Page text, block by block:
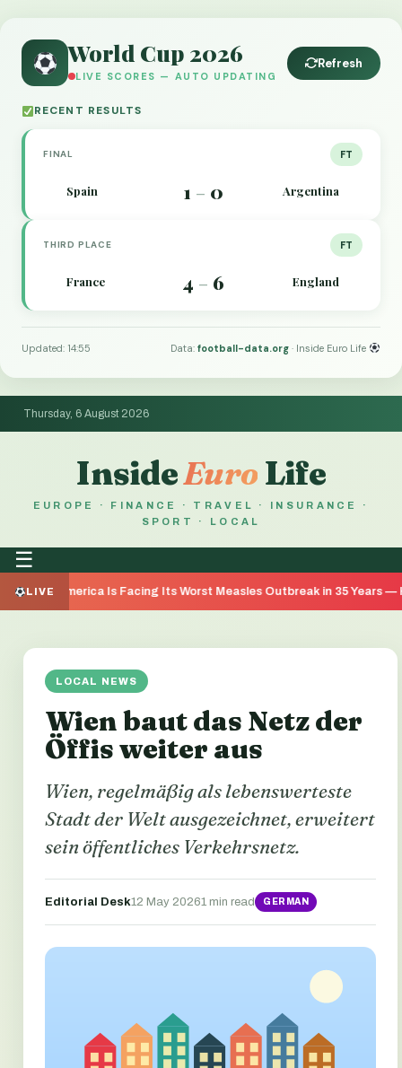
World Cup 2026
LIVE SCORES — AUTO UPDATING
Refresh
RECENT RESULTS
FINAL FT
Spain 1 – 0 Argentina
THIRD PLACE FT
France 4 – 6 England
Updated: 14:55 Data:football-data.org · Inside Euro Life
Thursday, 6 August 2026
InsideEuro Life
EUROPE · FINANCE · TRAVEL · INSURANCE ·
SPORT · LOCAL
☰
LIVE
America Is Facing Its Worst Measles Outbreak in 35 Years — Here's
LOCAL NEWS
Wien baut das Netz der
Öffis weiter aus
Wien, regelmäßig als lebenswerteste
Stadt der Welt ausgezeichnet, erweitert
sein öffentliches Verkehrsnetz.
Editorial Desk12 May 20261 min read GERMAN